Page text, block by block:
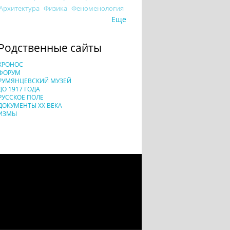
Физика Феноменология
Еще
сайты
МУЗЕЙ
1917 ГОДА
ПОЛЕ
XX ВЕКА